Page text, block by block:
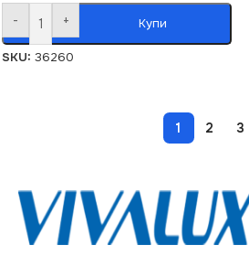
- + Купи
SKU:36260
1 2 3